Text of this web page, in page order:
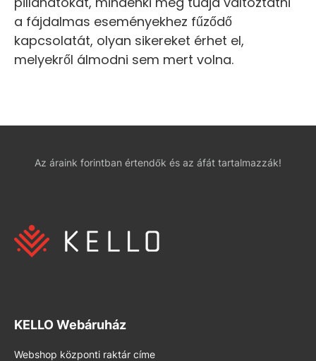
a fájdalmas eseményekhez fűződő
kapcsolatát, olyan sikereket érhet el,
melyekről álmodni sem mert volna.
Az áraink forintban értendők és az áfát tartalmazzák!
KELLO Webáruház
Webshop központi raktár címe